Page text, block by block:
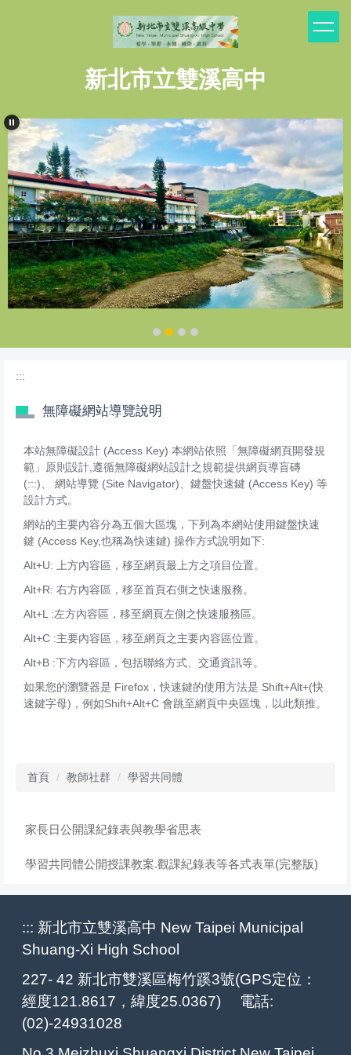
新北市立雙溪高中
:::
無障礙網站導覽說明
本站無障礙設計 (Access Key) 本網站依照「無障礙網頁開發規
範」原則設計,遵循無障礙網站設計之規範提供網頁導盲磚
(:::)、 網站導覽 (Site Navigator)、鍵盤快速鍵 (Access Key) 等
設計方式。
網站的主要內容分為五個大區塊，下列為本網站使用鍵盤快速
鍵 (Access Key,也稱為快速鍵) 操作方式說明如下:
Alt+U: 上方內容區，移至網頁最上方之項目位置。
Alt+R: 右方內容區，移至首頁右側之快速服務。
Alt+L :左方內容區，移至網頁左側之快速服務區。
Alt+C :主要內容區，移至網頁之主要內容區位置。
Alt+B :下方內容區，包括聯絡方式、交通資訊等。
如果您的瀏覽器是 Firefox，快速鍵的使用方法是 Shift+Alt+(快
速鍵字母)，例如Shift+Alt+C 會跳至網頁中央區塊，以此類推。
首頁 教師社群 學習共同體
家長日公開課紀錄表與教學省思表
學習共同體公開授課教案.觀課紀錄表等各式表單(完整版)
::: 新北市立雙溪高中 New Taipei Municipal
Shuang-Xi High School
227- 42 新北市雙溪區梅竹蹊3號(GPS定位：
經度121.8617，緯度25.0367) 電話:
(02)-24931028